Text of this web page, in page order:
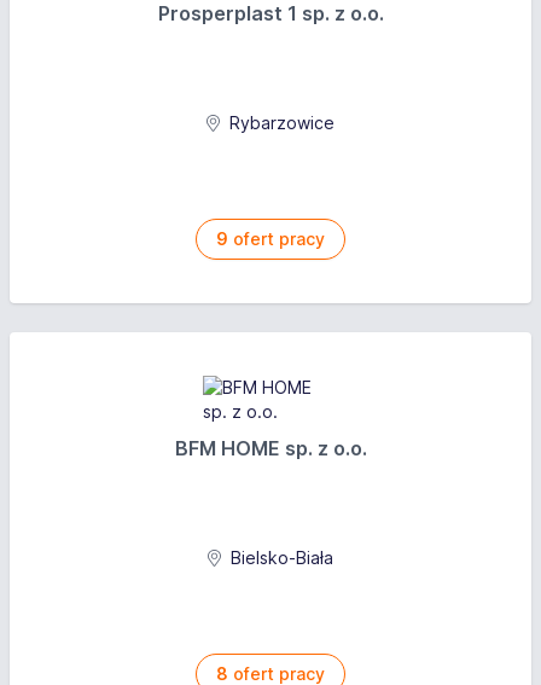
Prosperplast 1 sp. z o.o.
Rybarzowice
9 ofert pracy
BFM HOME sp. z o.o.
Bielsko-Biała
8 ofert pracy